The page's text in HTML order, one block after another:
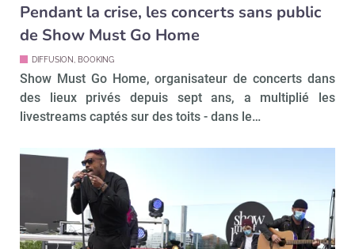
Pendant la crise, les concerts sans public
de Show Must Go Home
DIFFUSION, BOOKING
Show Must Go Home, organisateur de concerts dans
des lieux privés depuis sept ans, a multiplié les
livestreams captés sur des toits - dans le…